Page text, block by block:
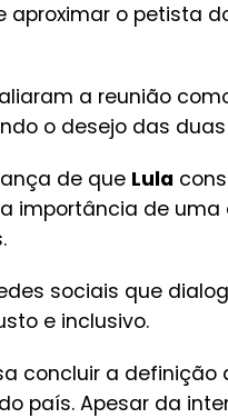
o petista
a reunião
o desejo das
de que Lula
importância de
sociais que
e inclusivo.
concluir a definição
país. Apesar da